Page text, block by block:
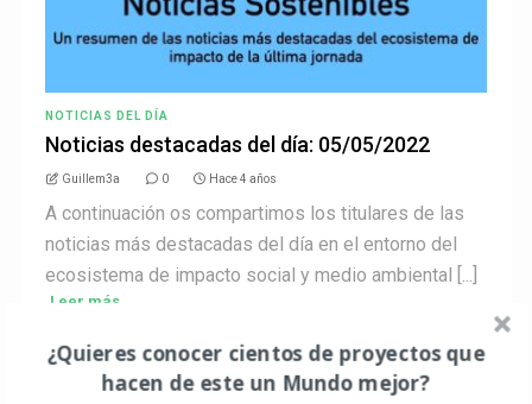
NOTICIAS DEL DÍA
Noticias destacadas del día: 05/05/2022
Guillem3a 0 Hace 4 años
A continuación os compartimos los titulares de las
noticias más destacadas del día en el entorno del
ecosistema de impacto social y medio ambiental [...]
Leer más
¿Quieres conocer cientos de proyectos que
hacen de este un Mundo mejor?